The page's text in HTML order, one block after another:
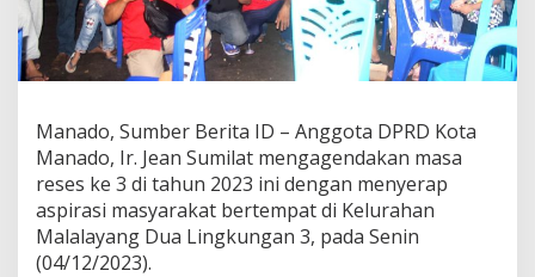
r
a
s
i
i
M
a
l
a
l
a
Manado, Sumber Berita ID – Anggota DPRD Kota
Manado, Ir. Jean Sumilat mengagendakan masa
reses ke 3 di tahun 2023 ini dengan menyerap
aspirasi masyarakat bertempat di Kelurahan
Malalayang Dua Lingkungan 3, pada Senin
(04/12/2023).